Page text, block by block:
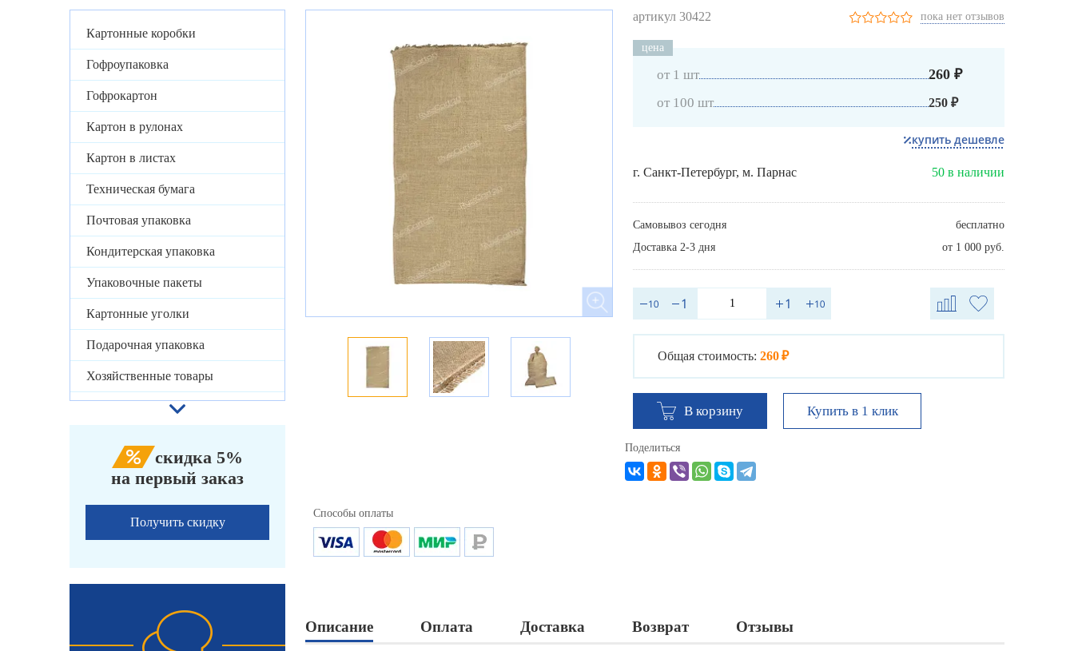
Картонные коробки
Гофроупаковка
Гофрокартон
Картон в рулонах
Картон в листах
Техническая бумага
Почтовая упаковка
Кондитерская упаковка
Упаковочные пакеты
Картонные уголки
Подарочная упаковка
Хозяйственные товары
скидка 5%
на первый заказ
Получить скидку
артикул 30422 пока нет отзывов
цена
от 1 шт 260 ₽
от 100 шт 250 ₽
купить дешевле
г. Санкт-Петербург, м. Парнас 50 в наличии
Самовывоз сегодня
бесплатно
Доставка 2-3 дня
от 1 000 руб.
Общая стоимость: 260 ₽
В корзину Купить в 1 клик
Поделиться
Способы оплаты
Описание Оплата Доставка Возврат Отзывы